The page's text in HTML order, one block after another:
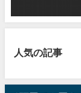
人気の記事